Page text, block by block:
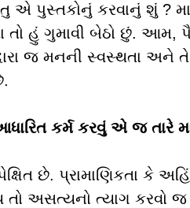
એ પુસ્તકોનું કરવાનું શું ?
તો હું ગુમાવી બેઠો છું. આમ,
જ મનની સ્વસ્થતા અને તે
કર્મ કરવું એ જ
છે. પ્રામાણિકતા કે
તો અસત્યનો ત્યાગ